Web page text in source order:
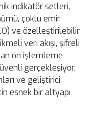
indikatör setleri,
çoklu emir
ve özelleştirilebilir
veri akışı, şifreli
ön işlemleme
gerçekleşiyor.
ve geliştirici
esnek bir altyapı